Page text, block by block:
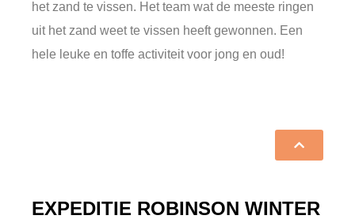
het zand te vissen. Het team wat de meeste ringen
uit het zand weet te vissen heeft gewonnen. Een
hele leuke en toffe activiteit voor jong en oud!
EXPEDITIE ROBINSON WINTER